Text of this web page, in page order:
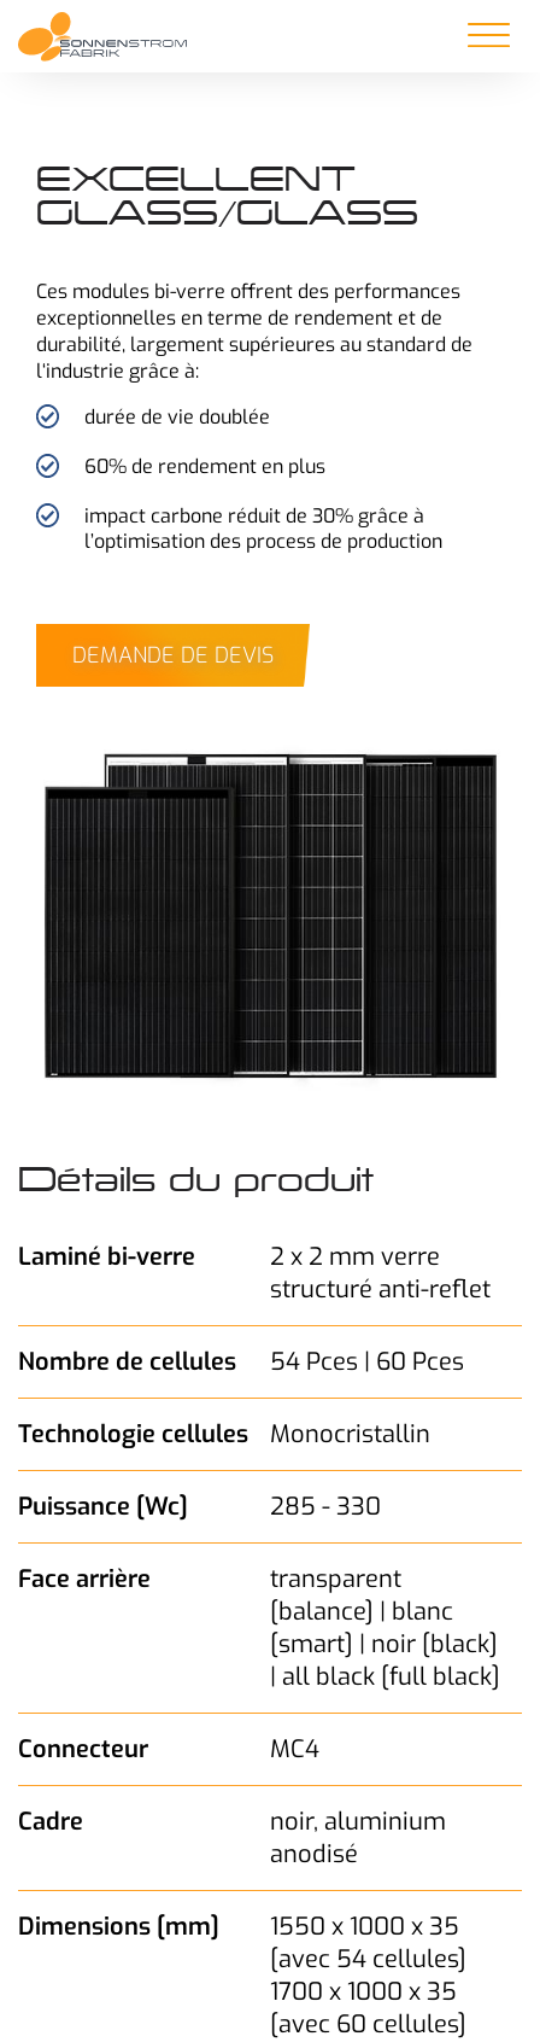
EXCELLENT
GLASS/GLASS
Ces modules bi-verre offrent des performances
exceptionnelles en terme de rendement et de
durabilité, largement supérieures au standard de
l‘industrie grâce à:
durée de vie doublée
60% de rendement en plus
impact carbone réduit de 30% grâce à
l’optimisation des process de production
DEMANDE DE DEVIS
Détails du produit
Laminé bi-verre
2 x 2 mm verre
structuré anti-reflet
Nombre de cellules 54 Pces | 60 Pces
Technologie cellules Monocristallin
Puissance [Wc] 285 - 330
Face arrière
transparent
[balance] | blanc
[smart] | noir [black]
| all black [full black]
Connecteur MC4
Cadre
noir, aluminium
anodisé
Dimensions [mm]
1550 x 1000 x 35
[avec 54 cellules]
1700 x 1000 x 35
[avec 60 cellules]